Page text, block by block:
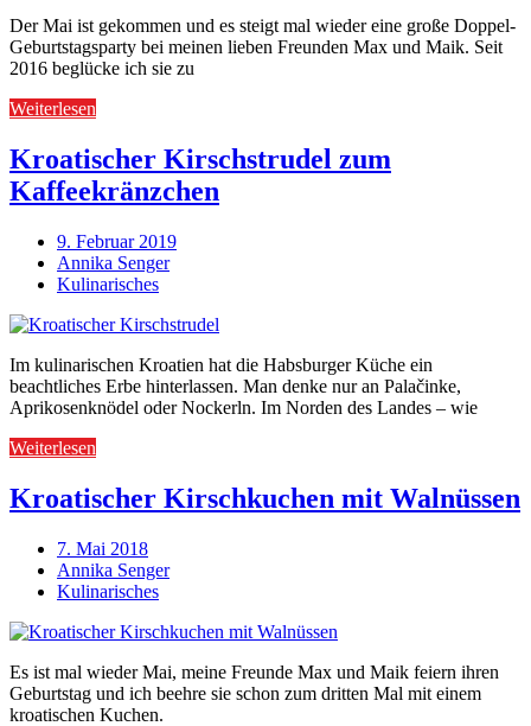
Der Mai ist gekommen und es steigt mal wieder eine große Doppel-
Geburtstagsparty bei meinen lieben Freunden Max und Maik. Seit
2016 beglücke ich sie zu
Weiterlesen
Kroatischer Kirschstrudel zum
Kaffeekränzchen
9. Februar 2019
Annika Senger
Kulinarisches
Im kulinarischen Kroatien hat die Habsburger Küche ein
beachtliches Erbe hinterlassen. Man denke nur an Palačinke,
Aprikosenknödel oder Nockerln. Im Norden des Landes – wie
Weiterlesen
Kroatischer Kirschkuchen mit Walnüssen
7. Mai 2018
Annika Senger
Kulinarisches
Es ist mal wieder Mai, meine Freunde Max und Maik feiern ihren
Geburtstag und ich beehre sie schon zum dritten Mal mit einem
kroatischen Kuchen.